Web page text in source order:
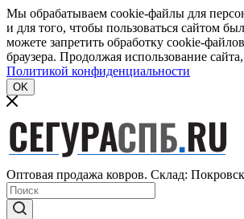
Мы обрабатываем cookie-файлы для
и для того, чтобы пользоваться сайтом
можете запретить обработку cookie-
браузера. Продолжая использование
Политикой конфиденциальности
OK
Оптовая продажа ковров. Склад: